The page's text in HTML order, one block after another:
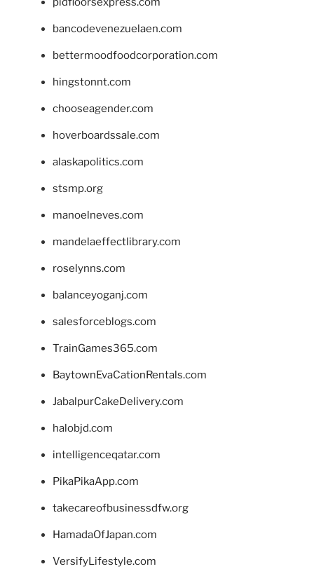
bancodevenezuelaen.com
bettermoodfoodcorporation.com
hingstonnt.com
chooseagender.com
hoverboardssale.com
alaskapolitics.com
stsmp.org
manoelneves.com
mandelaeffectlibrary.com
roselynns.com
balanceyoganj.com
salesforceblogs.com
TrainGames365.com
BaytownEvaCationRentals.com
JabalpurCakeDelivery.com
halobjd.com
intelligenceqatar.com
PikaPikaApp.com
takecareofbusinessdfw.org
HamadaOfJapan.com
VersifyLifestyle.com